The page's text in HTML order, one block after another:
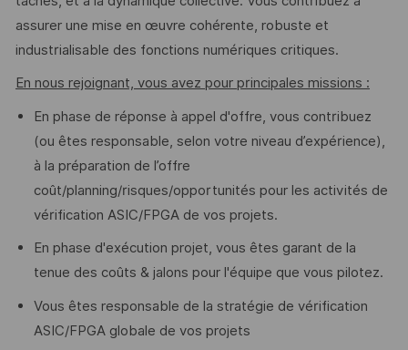
assurer une mise en œuvre cohérente, robuste et
industrialisable des fonctions numériques critiques.
En nous rejoignant, vous avez pour principales missions :
En phase de réponse à appel d'offre, vous contribuez
(ou êtes responsable, selon votre niveau d’expérience),
à la préparation de l’offre
coût/planning/risques/opportunités pour les activités de
vérification ASIC/FPGA de vos projets.
En phase d'exécution projet, vous êtes garant de la
tenue des coûts & jalons pour l'équipe que vous pilotez.
Vous êtes responsable de la stratégie de vérification
ASIC/FPGA globale de vos projets